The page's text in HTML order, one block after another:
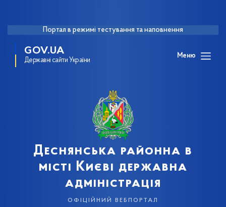
Портал в режимі тестування та наповнення
GOV.UA
Державні сайти України
Меню
Деснянська районна в
місті Києві державна
адміністрація
офіційний вебпортал